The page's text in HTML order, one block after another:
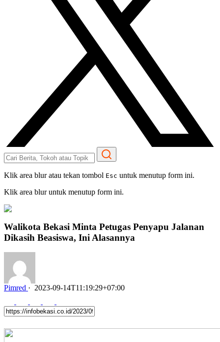
Klik area blur atau tekan tombol Esc untuk menutup form ini.
Klik area blur untuk menutup form ini.
Walikota Bekasi Minta Petugas Penyapu Jalanan
Dikasih Beasiswa, Ini Alasannya
Pimred · 2023-09-14T11:19:29+07:00